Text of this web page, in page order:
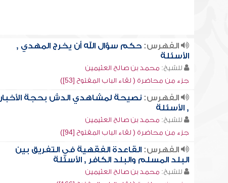
الفهرس:حكم سؤال الله أن يخرج المهدي ,
الأسئلة
للشيخ: محمد بن صالح العثيمين
جزء من محاضرة ( لقاء الباب المفتوح [53])
الفهرس:نصيحة لمشاهدي الدش بحجة الأخبار
, الأسئلة
للشيخ: محمد بن صالح العثيمين
جزء من محاضرة ( لقاء الباب المفتوح [94])
الفهرس:القاعدة الفقهية في التفريق بين
البلد المسلم والبلد الكافر , الأسئلة
للشيخ: محمد بن صالح العثيمين